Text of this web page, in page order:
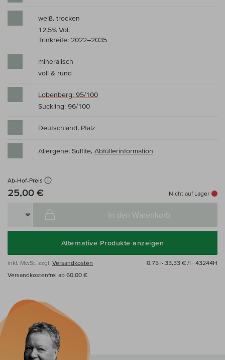
weiß, trocken
12,5% Vol.
Trinkreife: 2022–2035
mineralisch
voll & rund
Lobenberg: 95/100
Suckling: 96/100
Deutschland, Pfalz
Allergene: Sulfite, Abfüllerinformation
Ab-Hof-Preis
25,00 € Nicht auf Lager
In den Warenkorb
Alternative Produkte anzeigen
inkl. MwSt, zzgl. Versandkosten 0,75 l· 33,33 € /l · 43244H
Versandkostenfrei ab 60,00 €